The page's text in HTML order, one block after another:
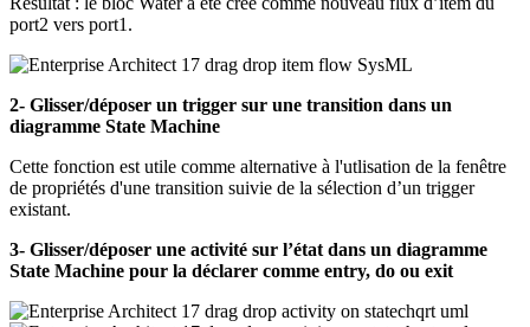
port2 vers port1.
2- Glisser/déposer un trigger sur une transition dans un
diagramme State Machine
Cette fonction est utile comme alternative à l'utlisation de la fenêtre
de propriétés d'une transition suivie de la sélection d’un trigger
existant.
3- Glisser/déposer une activité sur l’état dans un diagramme
State Machine pour la déclarer comme entry, do ou exit